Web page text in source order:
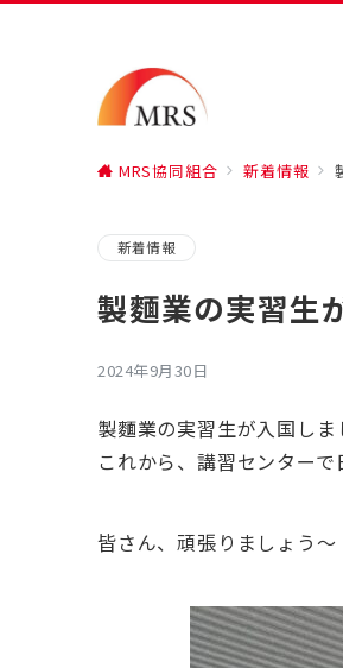
MRS協同組合 新着情報
新着情報
製麵業の実習生
2024年9月30日
製麵業の実習生が入国しま
これから、講習センター
皆さん、頑張りましょう～